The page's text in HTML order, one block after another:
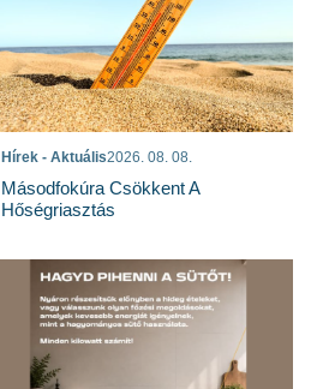
Hírek - Aktuális2026. 08. 08.
Másodfokúra Csökkent A
Hőségriasztás